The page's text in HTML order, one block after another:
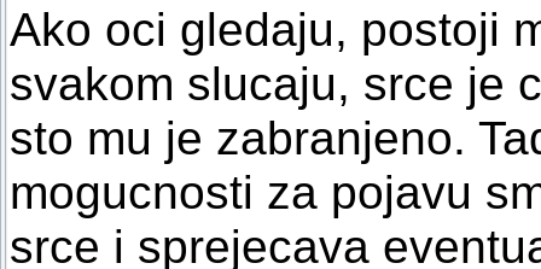
Ako oci gledaju, postoji
svakom slucaju, srce je
sto mu je zabranjeno.
mogucnosti za pojavu
srce i sprejecava